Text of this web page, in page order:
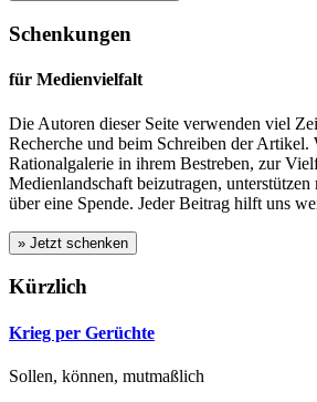
Schenkungen
für Medienvielfalt
Die Autoren dieser Seite verwenden viel
Recherche und beim Schreiben der Artikel.
Rationalgalerie in ihrem Bestreben, zur
Medienlandschaft beizutragen,
über eine Spende. Jeder Beitrag hilft uns
Kürzlich
Krieg per Gerüchte
Sollen, können, mutmaßlich